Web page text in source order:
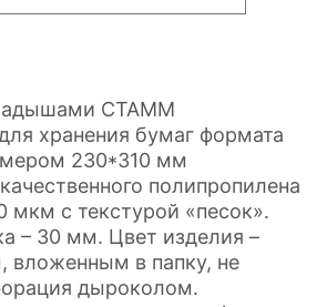
СТАММ
хранения бумаг формата
230*310 мм
полипропилена
мкм с текстурой «песок».
– 30 мм. Цвет изделия –
вложенным в папку, не
дыроколом.